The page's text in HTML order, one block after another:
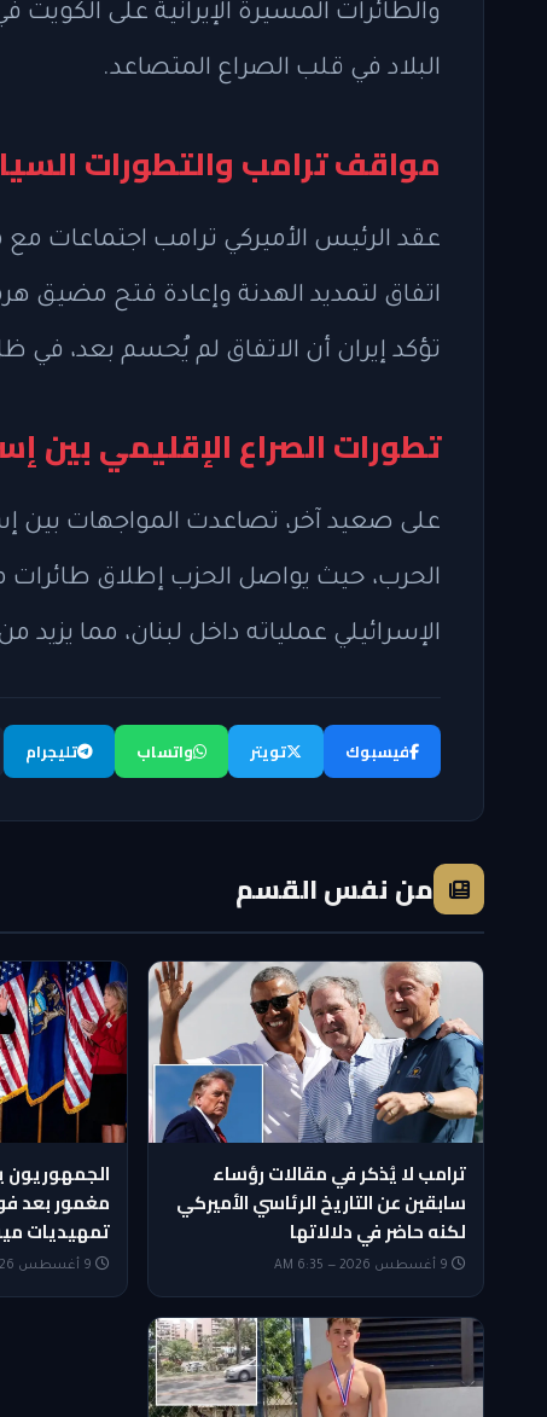
والطائرات المسيرة الإيرانية على
البلاد في قلب الصراع المتصاعد.
مواقف ترامب والتطورات
عقد الرئيس الأميركي ترامب اجتماعات
اتفاق لتمديد الهدنة وإعادة فتح مضيق
تؤكد إيران أن الاتفاق لم يُحسم بعد، في
تطورات الصراع الإقليمي بين
على صعيد آخر، تصاعدت المواجهات بين
الحرب، حيث يواصل الحزب إطلاق
الإسرائيلي عملياته داخل لبنان، مما
فيسبوك تويتر واتساب تليجرام
من نفس القسم
ترامب لا يُذكر في مقالات رؤساء
سابقين عن التاريخ الرئاسي الأميركي
لكنه حاضر في دلالاتها
مغمور بعد
تمهيديات